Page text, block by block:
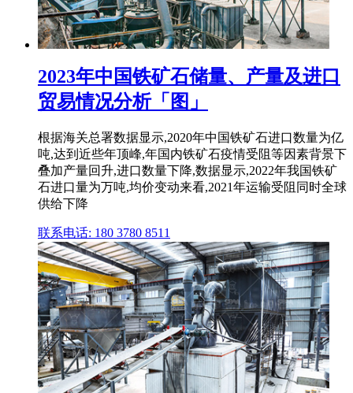
2023年中国铁矿石储量、产量及进口
贸易情况分析「图」
根据海关总署数据显示,2020年中国铁矿石进口数量为亿
吨,达到近些年顶峰,年国内铁矿石疫情受阻等因素背景下
叠加产量回升,进口数量下降,数据显示,2022年我国铁矿
石进口量为万吨,均价变动来看,2021年运输受阻同时全球
供给下降
联系电话: 180 3780 8511